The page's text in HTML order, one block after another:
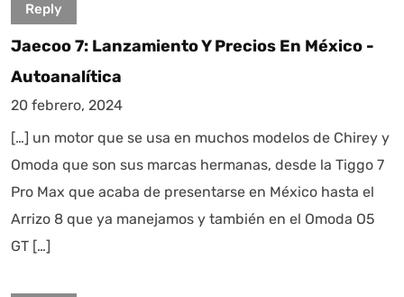
Reply
Jaecoo 7: Lanzamiento Y Precios En México -
Autoanalítica
20 febrero, 2024
[…] un motor que se usa en muchos modelos de Chirey y
Omoda que son sus marcas hermanas, desde la Tiggo 7
Pro Max que acaba de presentarse en México hasta el
Arrizo 8 que ya manejamos y también en el Omoda O5
GT […]